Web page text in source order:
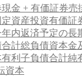
現金 + 有価証券売
資産投資有価証
年内返済予定の長
合計総負債資本金
有利子負債合計純
資本